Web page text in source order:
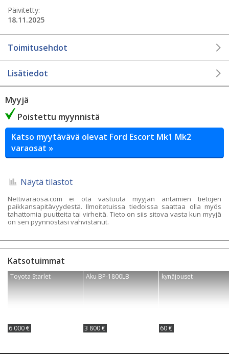
Päivitetty:
18.11.2025
Toimitusehdot
Lisätiedot
Myyjä
Poistettu myynnistä
Katso myytävävä olevat Ford Escort Mk1 Mk2
varaosat »
Näytä tilastot
Nettivaraosa.com ei ota vastuuta myyjän antamien tietojen
paikkansapitävyydestä. Ilmoitetuissa tiedoissa saattaa olla myös
tahattomia puutteita tai virheitä. Tieto on siis sitova vasta kun myyjä
on sen pyynnöstäsi vahvistanut.
Katsotuimmat
Toyota Starlet
6 000 €
Aku BP-1800LB
3 800 €
kynäjouset
60 €